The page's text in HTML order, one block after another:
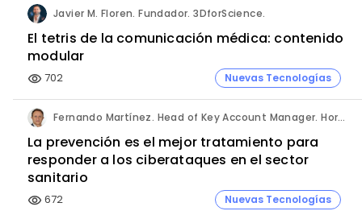
Javier M. Floren. Fundador. 3DforScience.
El tetris de la comunicación médica: contenido
modular
visibility 702 Nuevas Tecnologías
Fernando Martínez. Head of Key Account Manager. Hornetsecurity.
La prevención es el mejor tratamiento para
responder a los ciberataques en el sector
sanitario
visibility 672 Nuevas Tecnologías